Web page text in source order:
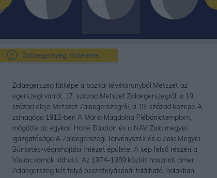
Zalaegerszeg története
Zalaegerszeg látképe a bazitai tévétoronyból Metszet az
egerszegi várról, 17. század Metszet Zalaegerszegről, a 19.
század eleje Metszet Zalaegerszegről, a 19. század közepe A
zsinagóga 1912-ben A Mária Magdolna Plébániatemplom,
mögötte az egykori Hotel Balaton és a NAV Zala megyei
igazgatósága A Zalaegerszegi Törvényszék és a Zala Megyei
Büntetés-végrehajtási Intézet épülete. A kép felső részén a
Vásárcsarnok látható. Az 1974–1989 között használt címer
Zalaegerszeg két folyó összefolyásánál található, halakban,